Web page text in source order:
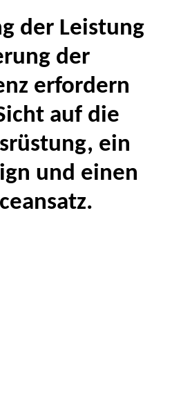
der Leistung
der
erfordern
auf die
ein
und einen